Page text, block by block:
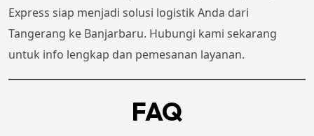
Express siap menjadi solusi logistik Anda dari
Tangerang ke Banjarbaru. Hubungi kami sekarang
untuk info lengkap dan pemesanan layanan.
FAQ